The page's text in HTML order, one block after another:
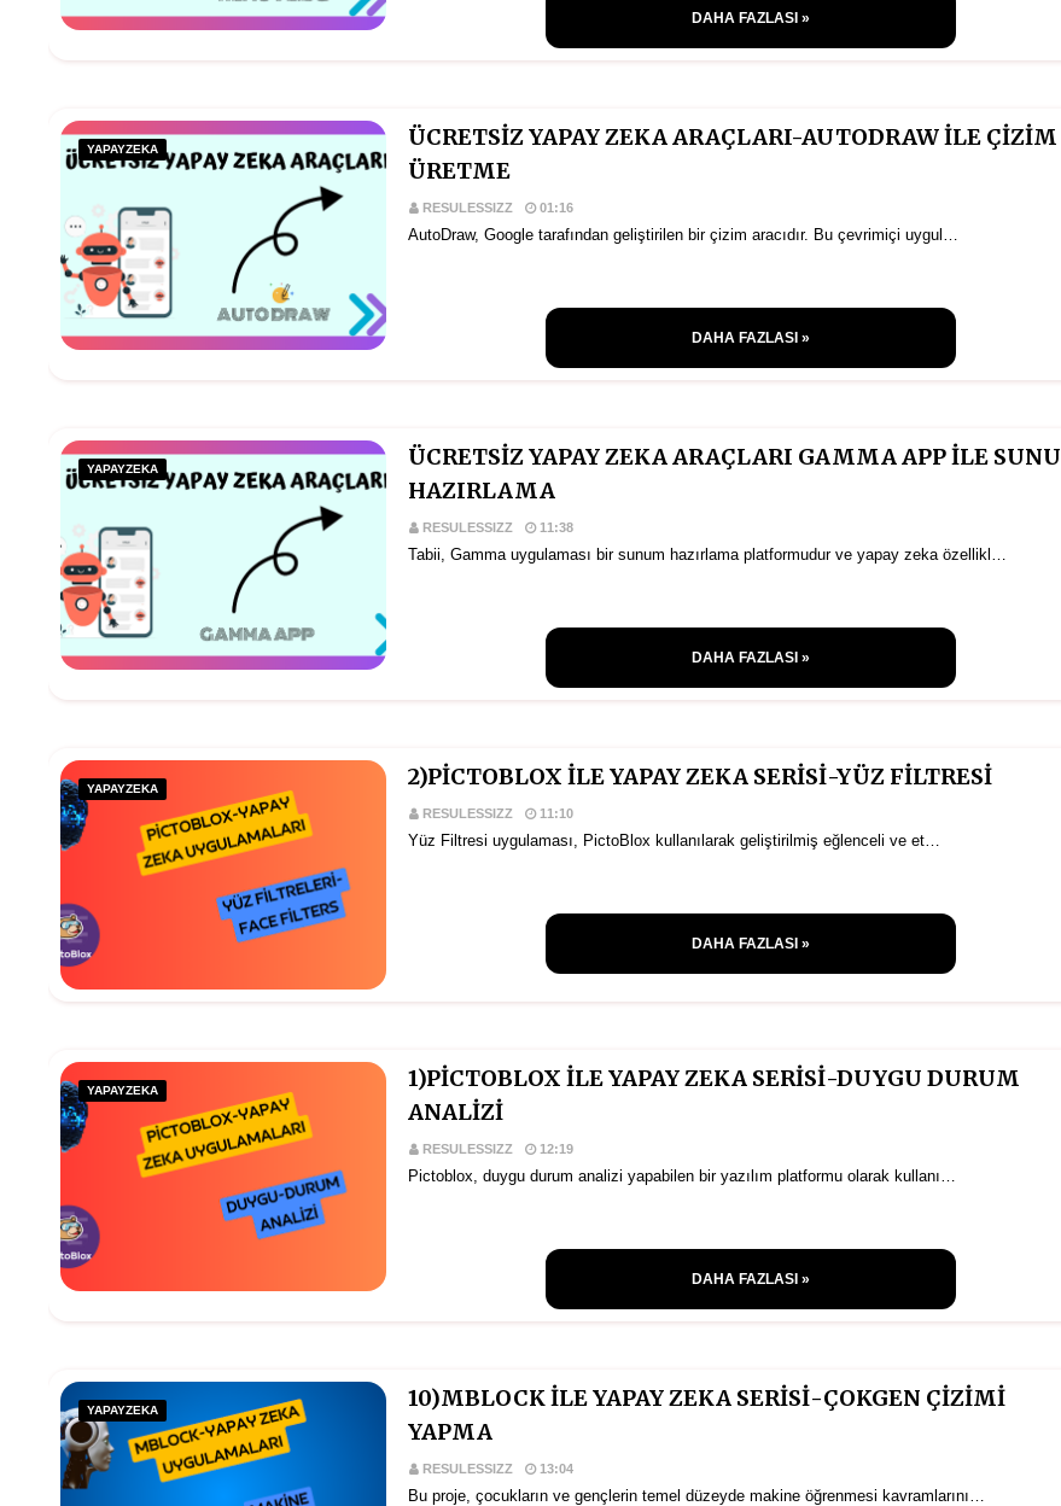
DAHA FAZLASI »
YAPAYZEKA
ÜCRETSİZ YAPAY ZEKA ARAÇLARI-AUTODRAW İLE ÇİZİM
ÜRETME
RESULESSIZZ 01:16
AutoDraw, Google tarafından geliştirilen bir çizim aracıdır. Bu çevrimiçi uygul…
DAHA FAZLASI »
YAPAYZEKA
ÜCRETSİZ YAPAY ZEKA ARAÇLARI GAMMA APP İLE SUNU
HAZIRLAMA
RESULESSIZZ 11:38
Tabii, Gamma uygulaması bir sunum hazırlama platformudur ve yapay zeka özellikl…
DAHA FAZLASI »
YAPAYZEKA 2)PİCTOBLOX İLE YAPAY ZEKA SERİSİ-YÜZ FİLTRESİ
RESULESSIZZ 11:10
Yüz Filtresi uygulaması, PictoBlox kullanılarak geliştirilmiş eğlenceli ve et…
DAHA FAZLASI »
YAPAYZEKA
1)PİCTOBLOX İLE YAPAY ZEKA SERİSİ-DUYGU DURUM
ANALİZİ
RESULESSIZZ 12:19
Pictoblox, duygu durum analizi yapabilen bir yazılım platformu olarak kullanı…
DAHA FAZLASI »
YAPAYZEKA
10)MBLOCK İLE YAPAY ZEKA SERİSİ-ÇOKGEN ÇİZİMİ
YAPMA
RESULESSIZZ 13:04
Bu proje, çocukların ve gençlerin temel düzeyde makine öğrenmesi kavramlarını…